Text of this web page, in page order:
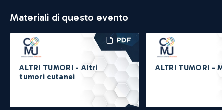
Materiali di questo evento
ALTRI TUMORI - Altri
tumori cutanei
ALTRI TUMORI -